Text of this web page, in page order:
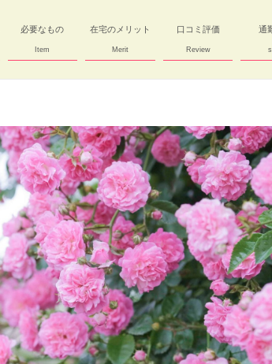
必要なもの
Item
在宅のメリット
Merit
口コミ評価
Review
通